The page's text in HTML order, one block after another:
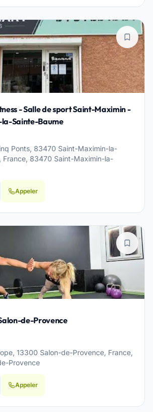
- Salle de sport Saint-Maximin -
Sainte-Baume
Ponts, 83470 Saint-Maximin-la-
France, 83470 Saint-Maximin-la-
Appeler
de-Provence
13300 Salon-de-Provence, France,
Provence
Appeler